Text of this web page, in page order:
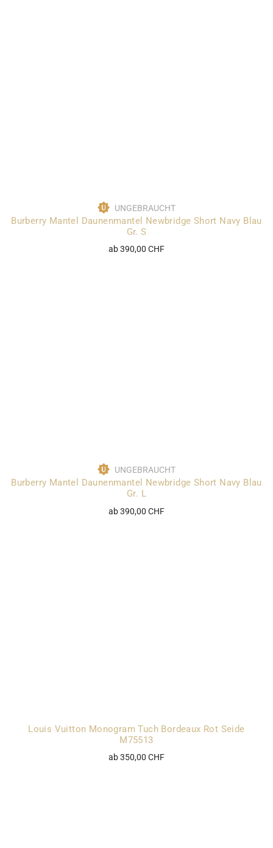
UNGEBRAUCHT
Burberry Mantel Daunenmantel Newbridge Short Navy Blau
Gr. S
ab 390,00 CHF
UNGEBRAUCHT
Burberry Mantel Daunenmantel Newbridge Short Navy Blau
Gr. L
ab 390,00 CHF
Louis Vuitton Monogram Tuch Bordeaux Rot Seide
M75513
ab 350,00 CHF